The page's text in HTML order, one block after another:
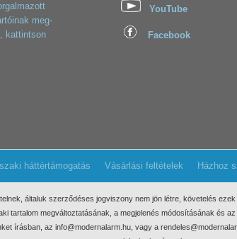
YouTube
Facebook
meg-
kattintson
háttértámogatás Vásárlási feltételek Házhoz
általuk szerződéses jogviszony nem jön létre, követelés ezek
tartalom megváltoztatásának, a megjelenés módosításának és
írásban, az info@modernalarm.hu, vagy a